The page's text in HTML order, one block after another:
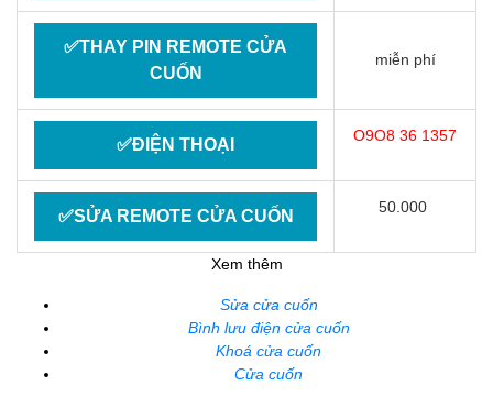
✅THAY PIN REMOTE CỬA
CUỐN
miễn phí
✅ĐIỆN THOẠI O9O8 36 1357
✅SỬA REMOTE CỬA CUỐN 50.000
Xem thêm
Sửa cửa cuốn
Bình lưu điện cửa cuốn
Khoá cửa cuốn
Cửa cuốn